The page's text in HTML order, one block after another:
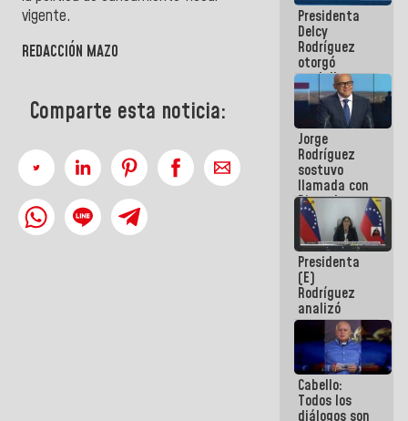
vigente.
REDACCIÓN MAZO
Comparte esta noticia:
abordar
planes de
acción
Presidenta
Delcy
Rodríguez
otorgó
medalla
"Héroe de
Venezuela"
a servidores
públicos
Jorge
Rodríguez
sostuvo
llamada con
Dinorah
Figuera y
acuerdan
primer
encuentro
presencial
para el
diálogo
Presidenta
(E)
Rodríguez
analizó
junto a
gobernadores
planes de
recuperación
del Sistema
Eléctrico
Cabello:
Todos los
diálogos son